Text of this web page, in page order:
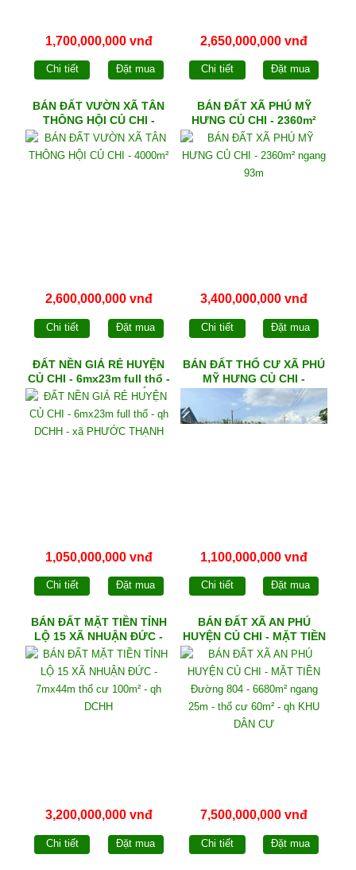
1,700,000,000 vnđ
Chi tiết Đặt mua
2,650,000,000 vnđ
Chi tiết Đặt mua
BÁN ĐẤT VƯỜN XÃ TÂN
THÔNG HỘI CỦ CHI -
4000m²
2,600,000,000 vnđ
Chi tiết Đặt mua
BÁN ĐẤT XÃ PHÚ MỸ
HƯNG CỦ CHI - 2360m²
ngang 93m
3,400,000,000 vnđ
Chi tiết Đặt mua
ĐẤT NỀN GIÁ RẺ HUYỆN
CỦ CHI - 6mx23m full thổ -
qh DCHH - xã PHƯỚC
THẠNH
1,050,000,000 vnđ
Chi tiết Đặt mua
BÁN ĐẤT THỔ CƯ XÃ PHÚ
MỸ HƯNG CỦ CHI -
5mx30m full thổ - qh DCHH
1,100,000,000 vnđ
Chi tiết Đặt mua
BÁN ĐẤT MẶT TIỀN TỈNH
LỘ 15 XÃ NHUẬN ĐỨC -
7mx44m thổ cư 100m² - qh
DCHH
3,200,000,000 vnđ
Chi tiết Đặt mua
BÁN ĐẤT XÃ AN PHÚ
HUYỆN CỦ CHI - MẶT TIỀN
Đường 804 - 6680m²
ngang 25m - thổ cư 60m² -
qh KHU DÂN CƯ
7,500,000,000 vnđ
Chi tiết Đặt mua